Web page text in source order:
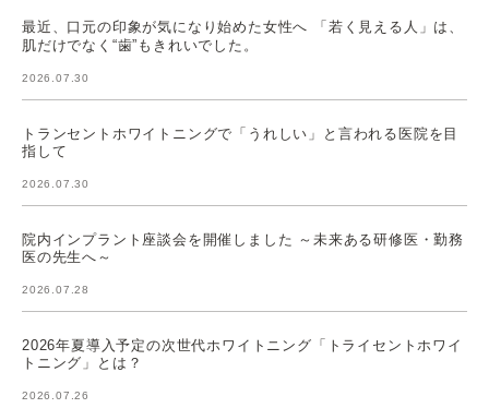
最近、口元の印象が気になり始めた女性へ 「若く見える人」は、
肌だけでなく“歯”もきれいでした。
2026.07.30
トランセントホワイトニングで「うれしい」と言われる医院を目
指して
2026.07.30
院内インプラント座談会を開催しました ～未来ある研修医・勤務
医の先生へ～
2026.07.28
2026年夏導入予定の次世代ホワイトニング「トライセントホワイ
トニング」とは？
2026.07.26